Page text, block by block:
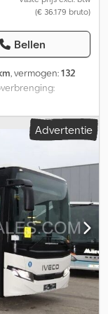
(€ 36.179 bruto)
Bellen
, vermogen:132
2017, Uitrusting:
, = Overige opties
Dcsdpfx Abezg Ur
geen =
bedrijf met een
(+/- 20 km). Belgian
verkoop van
altijd een groot
modellen en in elke
juiste toeristenbus,
op uw behoeften
Fouten,
Advertentie